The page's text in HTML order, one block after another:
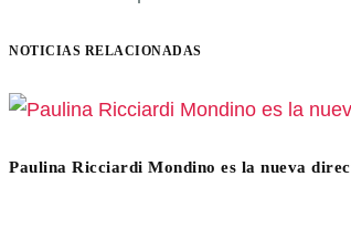
NOTICIAS RELACIONADAS
Paulina Ricciardi Mondino es la nueva